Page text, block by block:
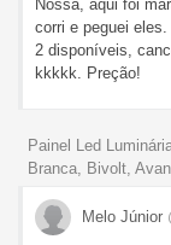
Nossa, aqui foi
corri e peguei
2 disponíveis,
kkkkk. Preção!
Painel Led
Branca, Bivolt,
Melo Júnior